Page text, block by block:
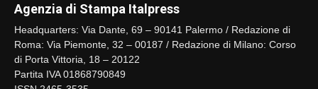
Agenzia di Stampa Italpress
Headquarters: Via Dante, 69 – 90141 Palermo / Redazione di
Roma: Via Piemonte, 32 – 00187 / Redazione di Milano: Corso
di Porta Vittoria, 18 – 20122
Partita IVA 01868790849